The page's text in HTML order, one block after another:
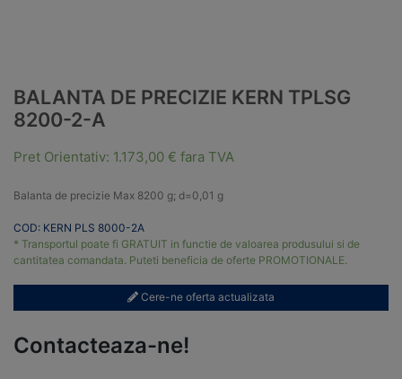
BALANTA DE PRECIZIE KERN TPLSG
8200-2-A
Pret Orientativ: 1.173,00 € fara TVA
Balanta de precizie Max 8200 g; d=0,01 g
COD: KERN PLS 8000-2A
* Transportul poate fi GRATUIT in functie de valoarea produsului si de
cantitatea comandata. Puteti beneficia de oferte PROMOTIONALE.
Cere-ne oferta actualizata
Contacteaza-ne!